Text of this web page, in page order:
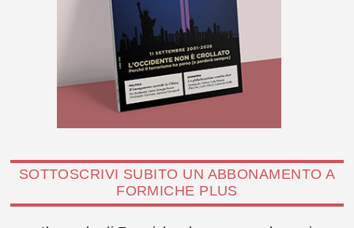
SOTTOSCRIVI SUBITO UN ABBONAMENTO A
FORMICHE PLUS